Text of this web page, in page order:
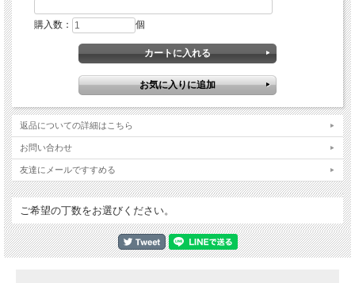
購入数： 個
返品についての詳細はこちら
お問い合わせ
友達にメールですすめる
ご希望の丁数をお選びください。